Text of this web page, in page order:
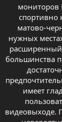
мониторов
матово-
нужных
расширенный
большинства
имеет
видеовыходе.